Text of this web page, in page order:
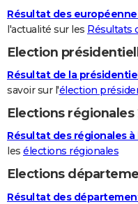
Résultat des
l'actualité sur les Résultats
Election
Résultat de la
savoir sur l'élection
Elections régionales
Résultat des régionales
les élections régionales
Elections
Résultat des